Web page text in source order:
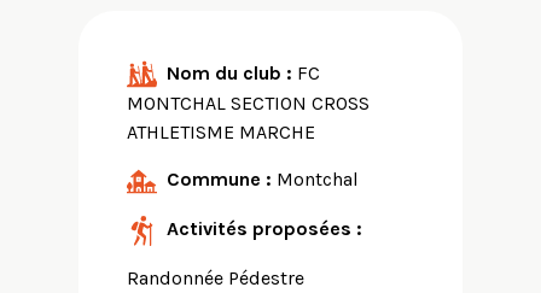
Nom du club : FC
MONTCHAL SECTION CROSS
ATHLETISME MARCHE
Commune : Montchal
Activités proposées :
Randonnée Pédestre